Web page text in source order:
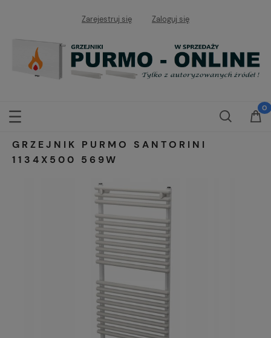
Zarejestruj się Zaloguj się
GRZEJNIK PURMO SANTORINI
1134X500 569W